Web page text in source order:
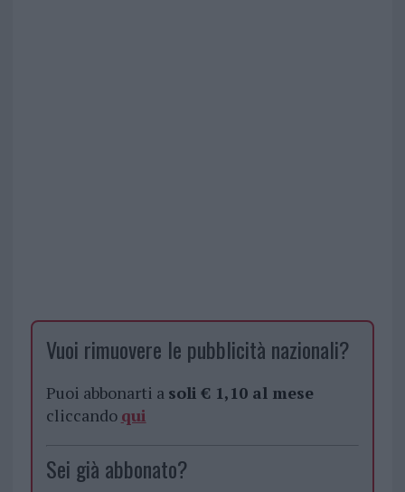
Vuoi rimuovere le pubblicità nazionali?
Puoi abbonarti a soli € 1,10 al mese
cliccando qui
Sei già abbonato?